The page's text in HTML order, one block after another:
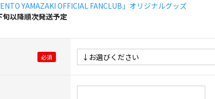
YAMAZAKI OFFICIAL FANCLUB」オリジナルグッズ
旬以降順次発送予定